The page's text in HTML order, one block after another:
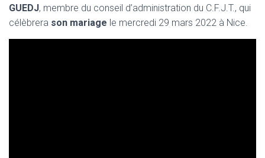
GUEDJ, membre du conseil d’administration du C.F.J.T., qui
célèbrera son mariage le mercredi 29 mars 2022 à Nice.